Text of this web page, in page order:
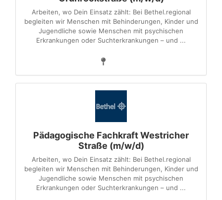
Arbeiten, wo Dein Einsatz zählt: Bei Bethel.regional
begleiten wir Menschen mit Behinderungen, Kinder und
Jugendliche sowie Menschen mit psychischen
Erkrankungen oder Suchterkrankungen – und ...
Pädagogische Fachkraft Westricher
Straße (m/w/d)
Arbeiten, wo Dein Einsatz zählt: Bei Bethel.regional
begleiten wir Menschen mit Behinderungen, Kinder und
Jugendliche sowie Menschen mit psychischen
Erkrankungen oder Suchterkrankungen – und ...